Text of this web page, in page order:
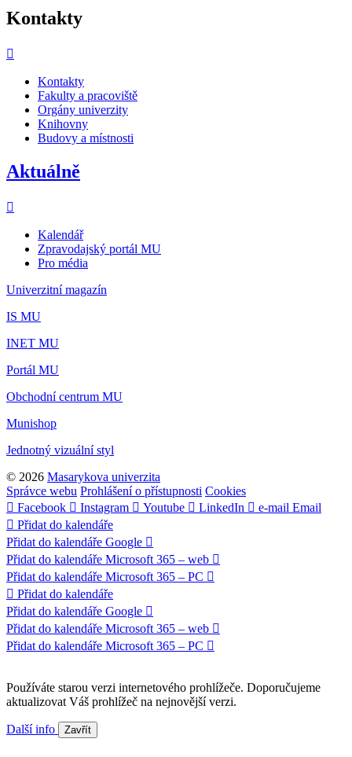
Kontakty
Kontakty
Fakulty a pracoviště
Orgány univerzity
Knihovny
Budovy a místnosti
Aktuálně
Kalendář
Zpravodajský portál MU
Pro média
Univerzitní magazín
IS MU
INET MU
Portál MU
Obchodní centrum MU
Munishop
Jednotný vizuální styl
© 2026 Masarykova univerzita
Správce webu Prohlášení o přístupnosti Cookies
Facebook
Instagram Youtube LinkedIn e-mail Email
Přidat do kalendáře
Přidat do kalendáře Google
Přidat do kalendáře Microsoft 365 – web
Přidat do kalendáře Microsoft 365 – PC
Přidat do kalendáře
Přidat do kalendáře Google
Přidat do kalendáře Microsoft 365 – web
Přidat do kalendáře Microsoft 365 – PC
Používáte starou verzi internetového prohlížeče. Doporučujeme
aktualizovat Váš prohlížeč na nejnovější verzi.
Další info Zavřít